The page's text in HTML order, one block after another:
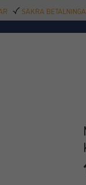
SÄKRA
BAR